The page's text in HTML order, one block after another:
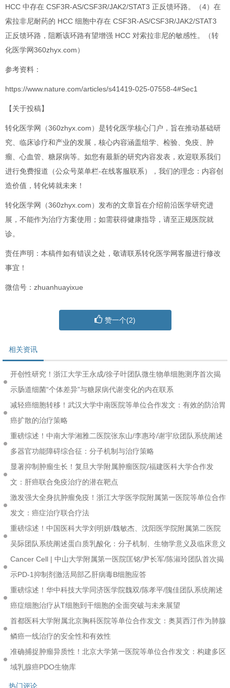
HCC 中存在 CSF3R-AS/CSF3R/JAK2/STAT3 正反馈环路。（4）在
索拉非尼耐药的 HCC 细胞中存在 CSF3R-AS/CSF3R/JAK2/STAT3
正反馈环路，阻断该环路有望增强 HCC 对索拉非尼的敏感性。（转
化医学网360zhyx.com）
参考资料：
https://www.nature.com/articles/s41419-025-07558-4#Sec1
【关于投稿】
转化医学网（360zhyx.com）是转化医学核心门户，旨在推动基础研
究、临床诊疗和产业的发展，核心内容涵盖组学、检验、免疫、肿
瘤、心血管、糖尿病等。如您有最新的研究内容发表，欢迎联系我们
进行免费报道（公众号菜单栏-在线客服联系），我们的理念：内容创
造价值，转化铸就未来！
转化医学网（360zhyx.com）发布的文章旨在介绍前沿医学研究进
展，不能作为治疗方案使用；如需获得健康指导，请至正规医院就
诊。
责任声明：本稿件如有错误之处，敬请联系转化医学网客服进行修改
事宜！
微信号：zhuanhuayixue
赞一个(2)
相关资讯
开创性研究！浙江大学王永成/徐子叶团队微生物单细胞测序首次揭
示肠道细菌“个体差异”与糖尿病代谢变化的内在联系
减轻癌细胞转移！武汉大学中南医院等单位合作发文：有效的防治胃
癌扩散的治疗策略
重磅综述！中南大学湘雅二医院张东山/李惠玲/谢宇欣团队系统阐述
多器官功能障碍综合征：分子机制与治疗策略
显著抑制肿瘤生长！复旦大学附属肿瘤医院/福建医科大学合作发
文：肝癌联合免疫治疗的潜在靶点
激发强大全身抗肿瘤免疫！浙江大学医学院附属第一医院等单位合作
发文：癌症治疗联合疗法
重磅综述！中国医科大学刘明妍/魏敏杰、沈阳医学院附属第二医院
吴际团队系统阐述蛋白质乳酸化：分子机制、生物学意义及临床意义
Cancer Cell | 中山大学附属第一医院匡铭/尹长军/陈淑玲团队首次揭
示PD-1抑制剂激活局部乙肝病毒B细胞应答
重磅综述！华中科技大学同济医学院魏双/陈孝平/隗佳团队系统阐述
癌症细胞治疗从T细胞到干细胞的全面突破与未来展望
首都医科大学附属北京胸科医院等单位合作发文：奥莫西汀作为肺腺
鳞癌一线治疗的安全性和有效性
准确捕捉肿瘤异质性！北京大学第一医院等单位合作发文：构建多区
域乳腺癌PDO生物库
热门评论